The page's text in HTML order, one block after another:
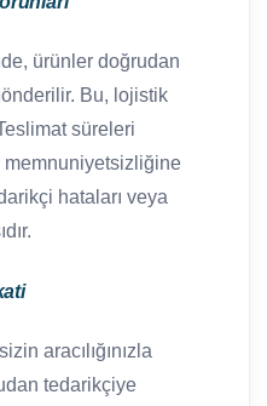
ürünler doğrudan
Bu, lojistik
süreleri
memnuniyetsizliğine
hataları veya
aracılığınızla
tedarikçiye